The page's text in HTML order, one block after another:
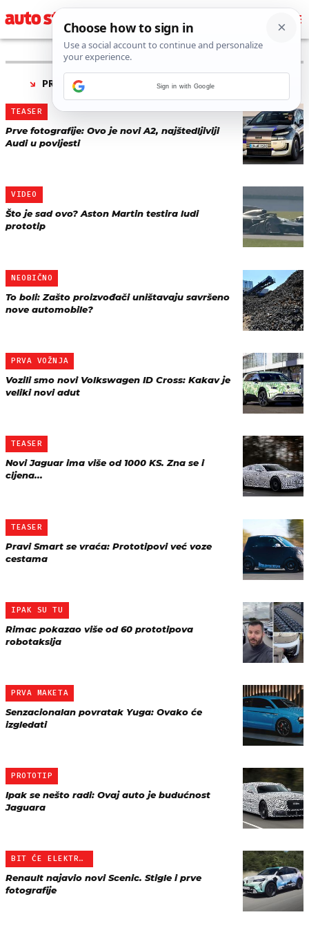
PRONAĐENO 35 REZULTATA ZA TAG “
TEASER
Prve fotografije: Ovo je novi A2, najštedljiviji
Audi u povijesti
VIDEO
Što je sad ovo? Aston Martin testira ludi
prototip
NEOBIČNO
To boli: Zašto proizvođači uništavaju savršeno
nove automobile?
PRVA VOŽNJA
Vozili smo novi Volkswagen ID Cross: Kakav je
veliki novi adut
TEASER
Novi Jaguar ima više od 1000 KS. Zna se i
cijena...
TEASER
Pravi Smart se vraća: Prototipovi već voze
cestama
IPAK SU TU
Rimac pokazao više od 60 prototipova
robotaksija
PRVA MAKETA
Senzacionalan povratak Yuga: Ovako će
izgledati
PROTOTIP
Ipak se nešto radi: Ovaj auto je budućnost
Jaguara
BIT ĆE ELEKTRIČNI
Renault najavio novi Scenic. Stigle i prve
fotografije
Sign in with Google